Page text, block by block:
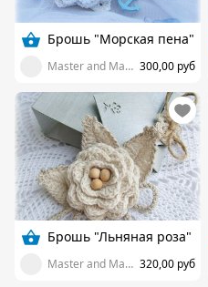
Брошь "Морская пена"
Master and Margarita 300,00 руб
Брошь "Льняная роза"
Master and Margarita 320,00 руб